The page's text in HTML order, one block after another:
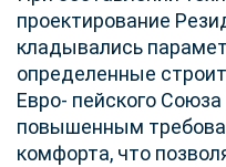
проектирование
кладывались
определенные
Евро- пейского
повышенным
комфорта, что